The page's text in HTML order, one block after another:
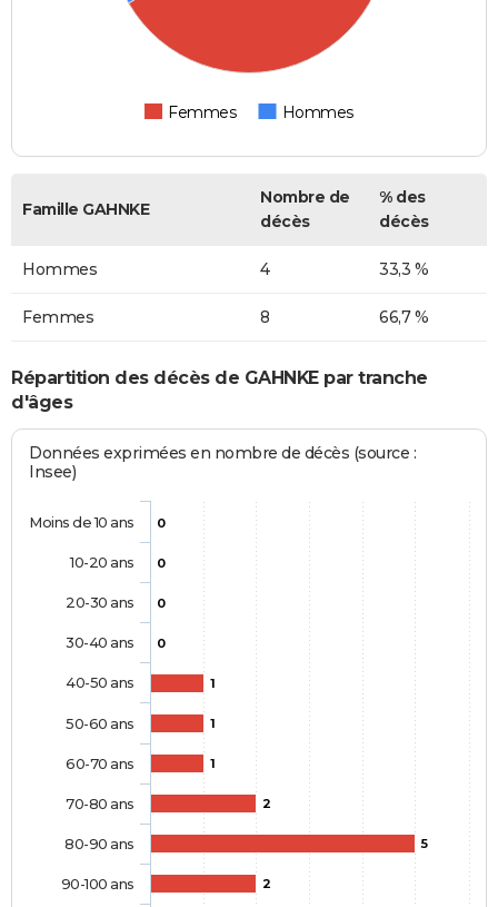
Femmes Hommes
Famille GAHNKE
Nombre de
décès
% des
décès
Hommes 4 33,3 %
Femmes 8 66,7 %
Répartition des décès de GAHNKE par tranche
d'âges
Données exprimées en nombre de décès (source :
Insee)
0
0
0
0
1
1
1
2
5
2
Moins de 10 ans
10-20 ans
20-30 ans
30-40 ans
40-50 ans
50-60 ans
60-70 ans
70-80 ans
80-90 ans
90-100 ans